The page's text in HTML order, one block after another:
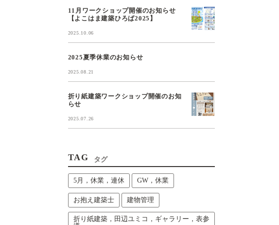
11月ワークショップ開催のお知らせ
【よこはま建築ひろば2025】
2025.10.06
2025夏季休業のお知らせ
2025.08.21
折り紙建築ワークショップ開催のお知
らせ
2025.07.26
TAG タグ
5月，休業，連休 GW，休業
お抱え建築士 建物管理
折り紙建築，田辺ユミコ，ギャラリー，表参